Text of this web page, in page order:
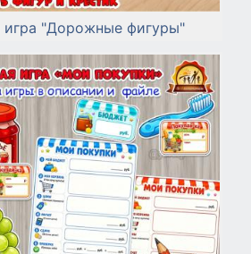
"Дорожные фигуры"